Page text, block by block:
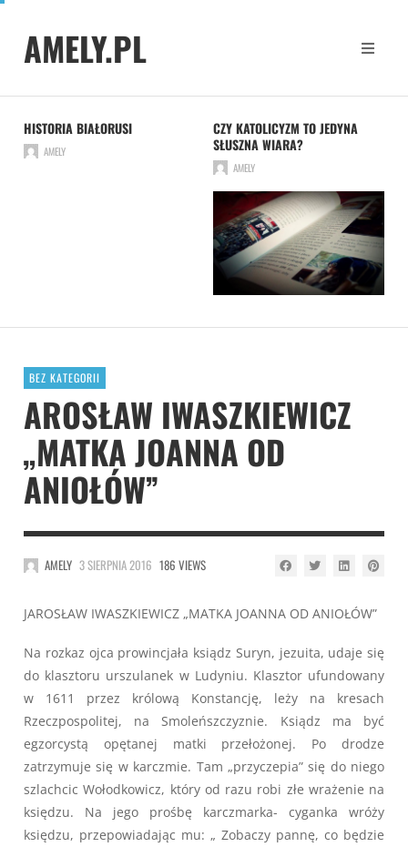
AMELY.PL
HISTORIA BIAŁORUSI
AMELY
CZY KATOLICYZM TO JEDYNA
SŁUSZNA WIARA?
AMELY
BEZ KATEGORII
AROSŁAW IWASZKIEWICZ
„MATKA JOANNA OD
ANIOŁÓW”
AMELY 3 SIERPNIA 2016 186 VIEWS
JAROSŁAW IWASZKIEWICZ „MATKA JOANNA OD ANIOŁÓW”
Na rozkaz ojca prowincjała ksiądz Suryn, jezuita, udaje się
do klasztoru urszulanek w Ludyniu. Klasztor ufundowany
w 1611 przez królową Konstancję, leży na kresach
Rzeczpospolitej, na Smoleńszczyznie. Ksiądz ma być
egzorcystą opętanej matki przełożonej. Po drodze
zatrzymuje się w karczmie. Tam „przyczepia” się do niego
szlachcic Wołodkowicz, który od razu robi złe wrażenie na
księdzu. Na jego prośbę karczmarka- cyganka wróży
księdzu, przepowiadając mu: „ Zobaczy pannę, co będzie